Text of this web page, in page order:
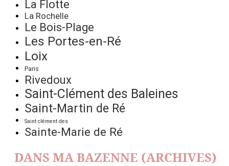
La Flotte
La Rochelle
Le Bois-Plage
Les Portes-en-Ré
Loix
Paris
Rivedoux
Saint-Clément des Baleines
Saint-Martin de Ré
Saint clément des
Sainte-Marie de Ré
DANS MA BAZENNE (ARCHIVES)